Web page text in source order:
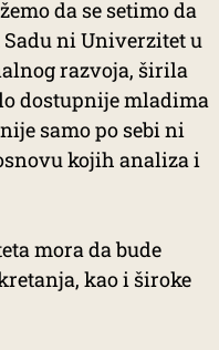
da se setimo da
ni Univerzitet u
razvoja, širila
dostupnije mladima
samo po sebi ni
kojih analiza i
mora da bude
kao i široke